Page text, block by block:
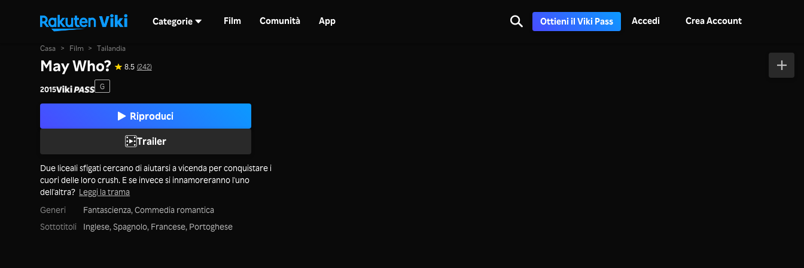
Categorie Film Comunità App Ottieni il Viki Pass Accedi Crea Account
Casa > Film > Tailandia
May Who? 8.5 (242)
2015 G
Riproduci
Trailer
Due liceali sfigati cercano di aiutarsi a vicenda per conquistare i
cuori delle loro crush. E se invece si innamoreranno l'uno
dell'altra? Leggi la trama
Generi
Fantascienza, Commedia romantica
Sottotitoli
Inglese, Spagnolo, Francese, Portoghese